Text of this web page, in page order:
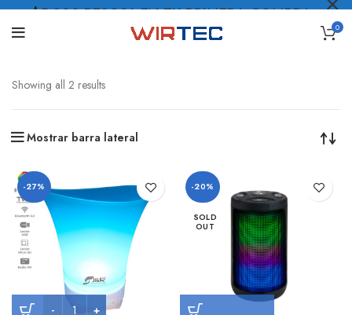
0
Showing all 2 results
Mostrar barra lateral
-27% -20%
SOLD
OUT
$5.000 PESOS* EN TU PRIMERA COMPRA